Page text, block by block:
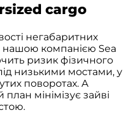
cargo
негабаритних
нашою компанією Sea
ризик фізичного
низькими мостами, у
поворотах. А
мінімізує зайві